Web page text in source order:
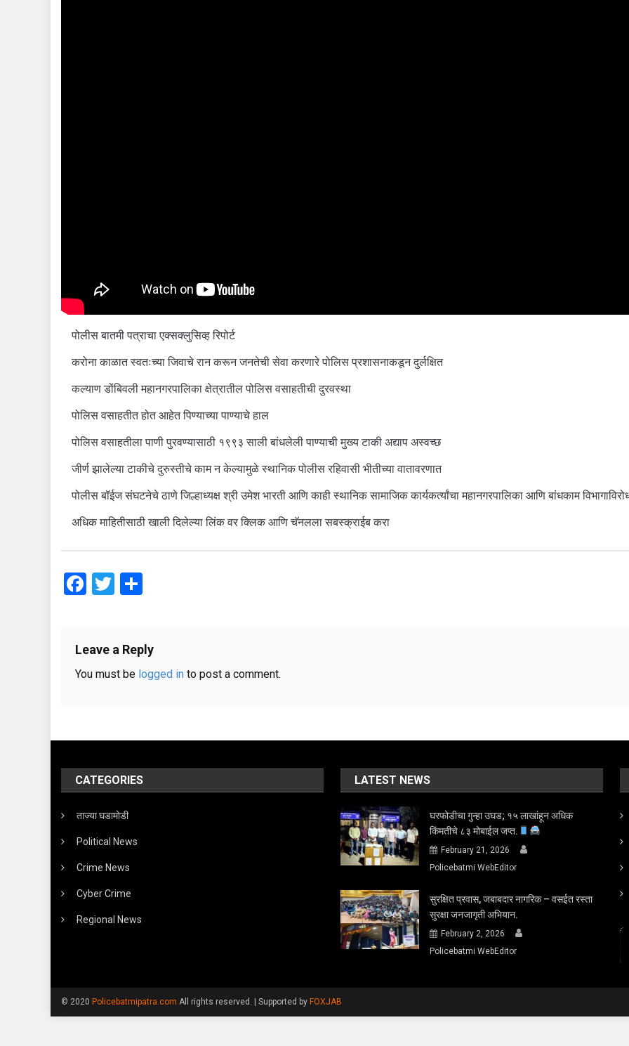
पोलीस बातमी पत्राचा एक्सक्लुसिव्ह रिपोर्ट
करोना काळात स्वतःच्या जिवाचे रान करून जनतेची सेवा करणारे पोलिस प्रशासनाकडून दुर्लक्षित
कल्याण डोंबिवली महानगरपालिका क्षेत्रातील पोलिस वसाहतीची दुरवस्था
पोलिस वसाहतीत होत आहेत पिण्याच्या पाण्याचे हाल
पोलिस वसाहतीला पाणी पुरवण्यासाठी १९९३ साली बांधलेली पाण्याची मुख्य टाकी अद्याप अस्वच्छ
जीर्ण झालेल्या टाकीचे दुरुस्तीचे काम न केल्यामुळे स्थानिक पोलीस रहिवासी भीतीच्या वातावरणात
पोलीस बॉईज संघटनेचे ठाणे जिल्हाध्यक्ष श्री उमेश भारती आणि काही स्थानिक सामाजिक कार्यकर्त्यांचा महानगरपालिका आणि बांधकाम
अधिक माहितीसाठी खाली दिलेल्या लिंक वर क्लिक आणि चॅनलला सबस्क्राईब करा
Facebook
Twitter
Leave a Reply
You must be logged in to post a comment.
CATEGORIES
ताज्या घडामोडी
Political News
Crime News
Cyber Crime
Regional News
LATEST NEWS
घरफोडीचा गुन्हा उघड; १५ लाखांहून अधिक
किंमतीचे ८३ मोबाईल जप्त.
February 21, 2026
Policebatmi WebEditor
सुरक्षित प्रवास, जबाबदार नागरिक – वसईत रस्ता
सुरक्षा जनजागृती अभियान.
February 2, 2026
Policebatmi WebEditor
© 2020 Policebatmipatra.com All rights reserved. | Supported by FOXJAB